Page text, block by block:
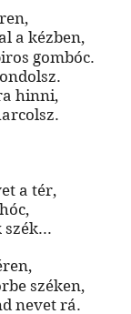
a kézben,
gombóc.
hinni,
a tér,
szék...
széken,
nevet rá.